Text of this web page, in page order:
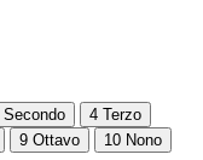
Secondo 4 Terzo
9 Ottavo 10 Nono